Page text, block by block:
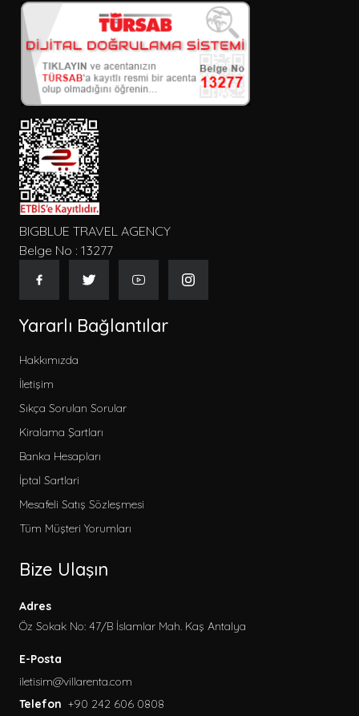
BIGBLUE TRAVEL AGENCY
Belge No : 13277
Yararlı Bağlantılar
Hakkımızda
İletişim
Sıkça Sorulan Sorular
Kiralama Şartları
Banka Hesapları
İptal Sartlari
Mesafeli Satış Sözleşmesi
Tüm Müşteri Yorumları
Bize Ulaşın
Adres
Öz Sokak No: 47/B İslamlar Mah. Kaş Antalya
E-Posta
iletisim@villarenta.com
Telefon +90 242 606 0808